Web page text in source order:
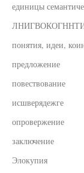
единицы
понятия, идеи,
предложение
повествование
исшверядежге
опровержение
заключение
Элокупия